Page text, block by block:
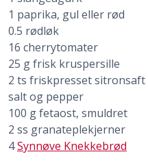
1 paprika, gul eller rød
0.5 rødløk
16 cherrytomater
25 gfrisk kruspersille
2 ts friskpresset sitronsaft
salt og pepper
100 gfetaost, smuldret
2 ss granateplekjerner
4Synnøve Knekkebrød